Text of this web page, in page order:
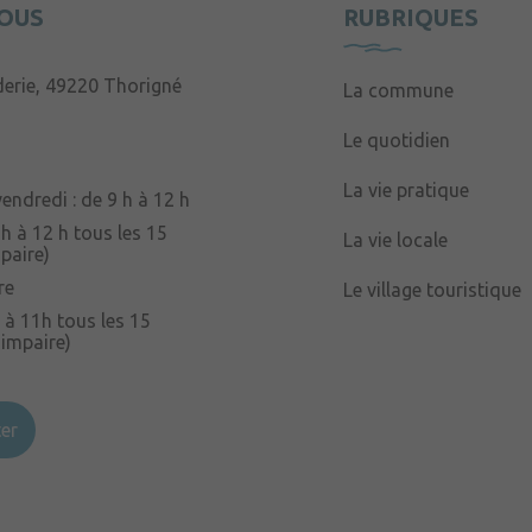
49220 Thorigné
: de 9 h à 12 h
à 12 h tous les 15
à 11h tous les 15
RUBRIQUES
La commune
Le quotidien
La vie pratique
La vie locale
Le village touristique